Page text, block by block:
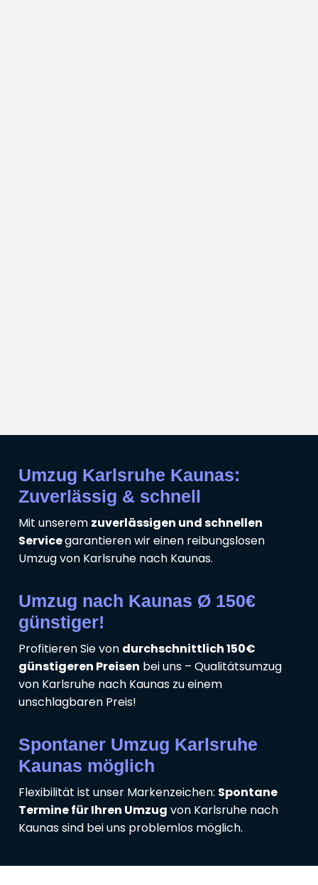
Umzug Karlsruhe Kaunas:
Zuverlässig & schnell
Mit unserem zuverlässigen und schnellen
Servicegarantieren wir einen reibungslosen
Umzug von Karlsruhe nach Kaunas.
Umzug nach Kaunas Ø 150€
günstiger!
Profitieren Sie von durchschnittlich 150€
günstigeren Preisen bei uns – Qualitätsumzug
von Karlsruhe nach Kaunas zu einem
unschlagbaren Preis!
Spontaner Umzug Karlsruhe
Kaunas möglich
Flexibilität ist unser Markenzeichen: Spontane
Termine für Ihren Umzug von Karlsruhe nach
Kaunas sind bei uns problemlos möglich.